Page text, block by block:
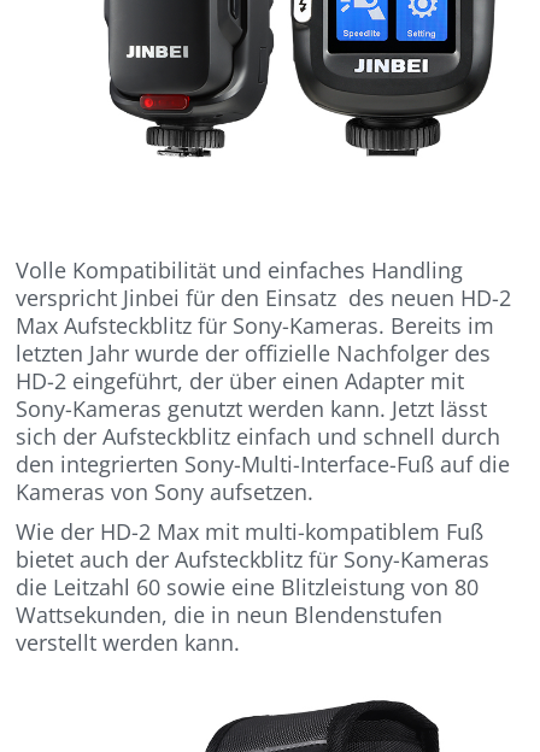
Volle Kompatibilität und einfaches Handling
verspricht Jinbei für den Einsatz des neuen HD-2
Max Aufsteckblitz für Sony-Kameras. Bereits im
letzten Jahr wurde der offizielle Nachfolger des
HD-2 eingeführt, der über einen Adapter mit
Sony-Kameras genutzt werden kann. Jetzt lässt
sich der Aufsteckblitz einfach und schnell durch
den integrierten Sony-Multi-Interface-Fuß auf die
Kameras von Sony aufsetzen.
Wie der HD-2 Max mit multi-kompatiblem Fuß
bietet auch der Aufsteckblitz für Sony-Kameras
die Leitzahl 60 sowie eine Blitzleistung von 80
Wattsekunden, die in neun Blendenstufen
verstellt werden kann.